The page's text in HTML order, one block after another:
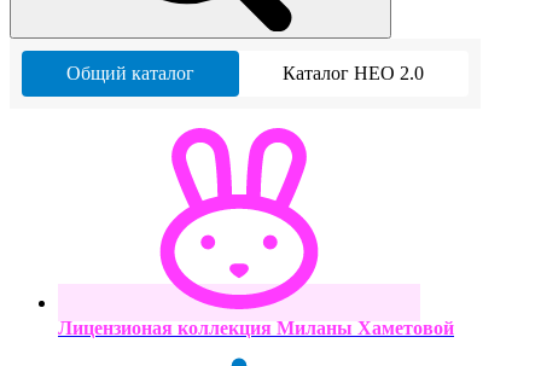
Общий каталог Каталог НЕО 2.0
Лицензионая коллекция Миланы Хаметовой